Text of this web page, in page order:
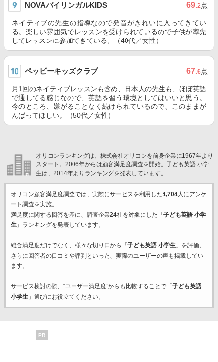
NOVAバイリンガルKIDS 69.2点
ネイティブの先生の指導なので発音がきれいに入ってきてい
る。楽しい雰囲気でレッスンを受けられているので子供が率先
してレッスンに参加できている。（40代／女性）
ペッピーキッズクラブ 67.6点
月1回のネイティブレッスンも含め、日本人の先生も、ほぼ英語
で通してる感じなので、英語を習う環境としてはいいと思う。
今のところ、嫌がることなく続けられているので、このままが
んばってほしい。（50代／女性）
オリコンランキングは、株式会社オリコンを前身企業に1967年より
スタート。2006年からは顧客満足度調査を開始。子ども英語 小学
生は、2014年よりランキングを発表しています。
オリコン顧客満足度調査では、実際にサービスを利用した4,704人にアンケ
ート調査を実施。
満足度に関する回答を基に、調査企業24社を対象にした「 子ども英語 小学
生」ランキングを発表しています。
総合満足度だけでなく、様々な切り口から「 子ども英語 小学生」を評価。
さらに回答者の口コミや評判といった、実際のユーザーの声も掲載してい
ます。
サービス検討の際、“ユーザー満足度”からも比較することで「 子ども英語
小学生」選びにお役立てください。
PR